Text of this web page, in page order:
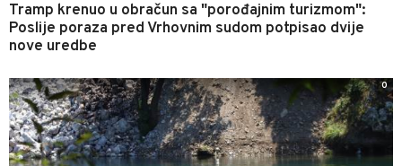
Tramp krenuo u obračun sa "porođajnim turizmom":
Poslije poraza pred Vrhovnim sudom potpisao dvije
nove uredbe
0